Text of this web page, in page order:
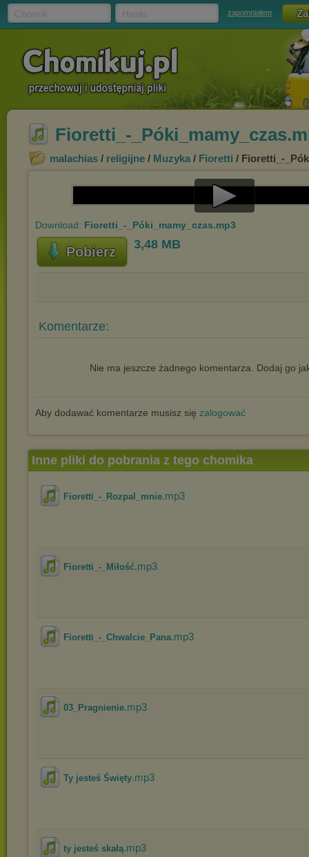
zapomniałem
Fioretti_-
malachias / religijne / Muzyka / Fioretti / Fioretti_-
Play
Download: Fioretti_-_Póki_mamy_czas.mp3
Pobierz 3,48 MB
Komentarze:
Nie ma jeszcze żadnego komentarza. Dodaj go
Aby dodawać komentarze musisz się zalogować
Inne pliki do pobrania z tego chomika
Fioretti_-_Rozpal_mnie.mp3
Fioretti_-_Miłość.mp3
Fioretti_-_Chwalcie_Pana.mp3
03_Pragnienie.mp3
Ty jesteś Święty.mp3
ty jesteś skałą.mp3